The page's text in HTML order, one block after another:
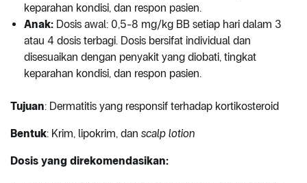
keparahan kondisi, dan respon pasien.
Anak: Dosis awal: 0,5-8 mg/kg BB setiap hari dalam 3
atau 4 dosis terbagi. Dosis bersifat individual dan
disesuaikan dengan penyakit yang diobati, tingkat
keparahan kondisi, dan respon pasien.
Tujuan: Dermatitis yang responsif terhadap kortikosteroid
Bentuk: Krim, lipokrim, dan scalp lotion
Dosis yang direkomendasikan: